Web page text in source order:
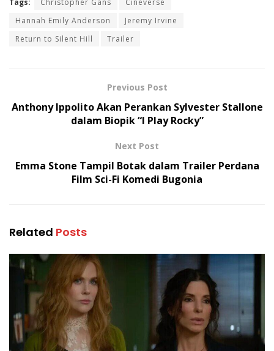
Hannah Emily Anderson
Jeremy Irvine
Return to Silent Hill
Trailer
Previous Post
Anthony Ippolito Akan Perankan Sylvester Stallone
dalam Biopik “I Play Rocky”
Next Post
Emma Stone Tampil Botak dalam Trailer Perdana
Film Sci-Fi Komedi Bugonia
Related Posts